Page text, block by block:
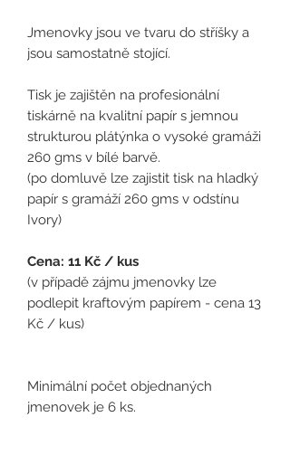
Jmenovky jsou ve tvaru do stříšky a
jsou samostatně stojící.
Tisk je zajištěn na profesionální
tiskárně na kvalitní papír s jemnou
strukturou plátýnka o vysoké gramáži
260 gms v bílé barvě.
(po domluvě lze zajistit tisk na hladký
papír s gramáží 260 gms v odstínu
Ivory)
Cena: 11 Kč / kus
(v případě zájmu jmenovky lze
podlepit kraftovým papírem - cena 13
Kč / kus)
Minimální počet objednaných
jmenovek je 6 ks.